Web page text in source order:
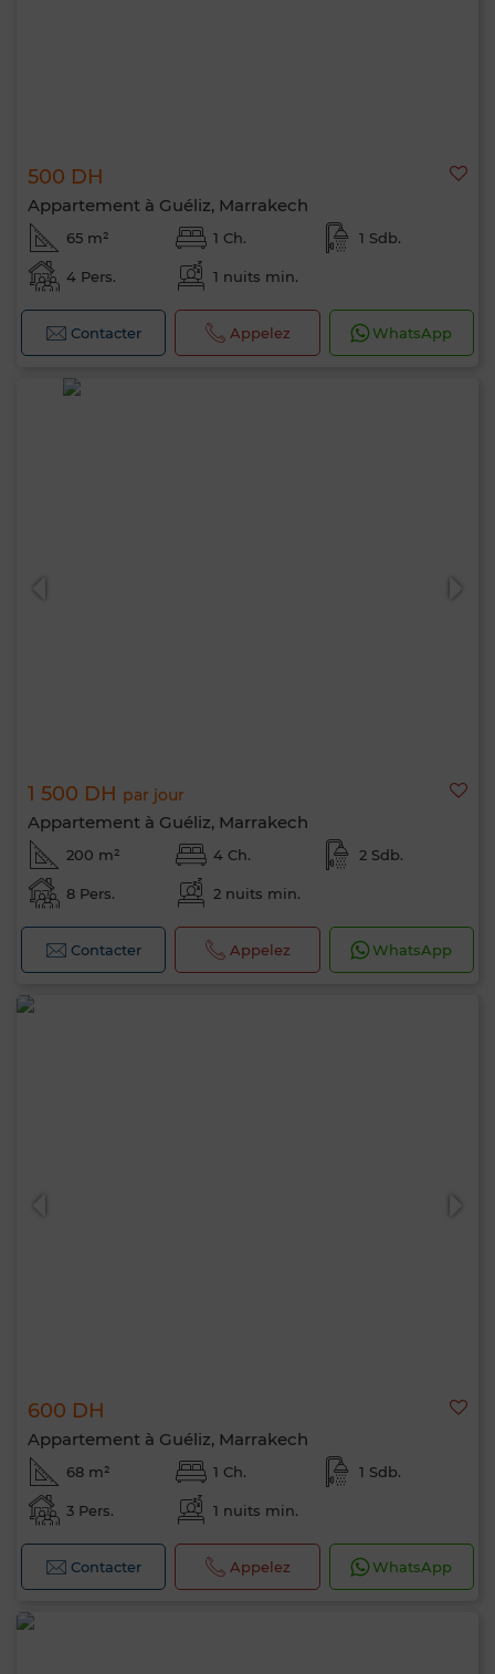
500 DH
Appartement à Guéliz, Marrakech
65 m² 1 Ch. 1 Sdb.
4 Pers. 1 nuits min.
Contacter Appelez WhatsApp
1 500 DH par jour
Appartement à Guéliz, Marrakech
200 m² 4 Ch. 2 Sdb.
8 Pers. 2 nuits min.
Contacter Appelez WhatsApp
600 DH
Appartement à Guéliz, Marrakech
68 m² 1 Ch. 1 Sdb.
3 Pers. 1 nuits min.
Contacter Appelez WhatsApp